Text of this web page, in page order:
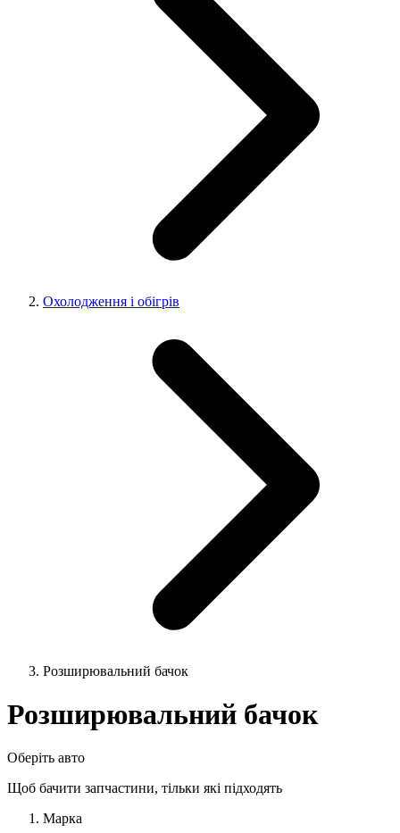
Охолодження і обігрів
Розширювальний бачок
Розширювальний бачок
Оберіть авто
Щоб бачити запчастини, тільки які підходять
Марка